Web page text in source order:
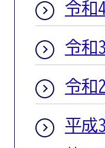
令和
令和
令和
平成